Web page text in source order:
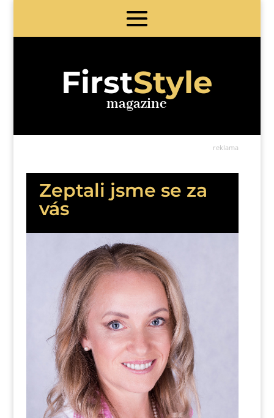
FirstStyle
magazine
reklama
Zeptali jsme se za
vás